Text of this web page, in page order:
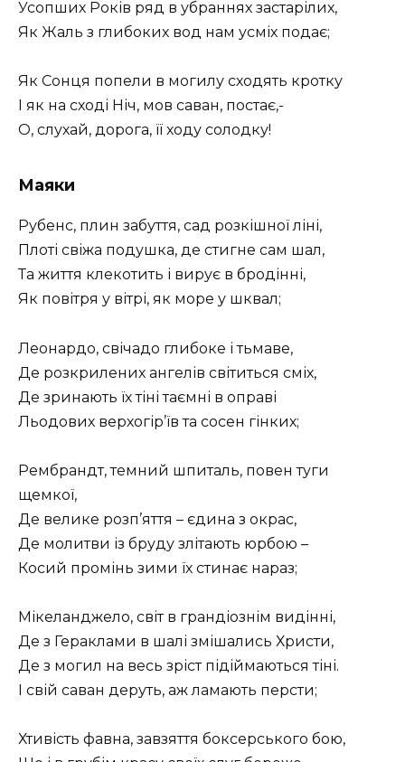
Усопших Років ряд в убраннях застарілих,
Як Жаль з глибоких вод нам усміх подає;
Як Сонця попели в могилу сходять кротку
I як на сході Ніч, мов саван, постає,-
О, слухай, дорога, її ходу солодку!
Маяки
Рубенс, плин забуття, сад розкішної ліні,
Плоті свіжа подушка, де стигне сам шал,
Та життя клекотить і вирує в бродінні,
Як повітря у вітрі, як море у шквал;
Леонардо, свічадо глибоке і тьмаве,
Де розкрилених ангелів світиться сміх,
Де зринають їх тіні таємні в оправі
Льодових верхогір’їв та сосен гінких;
Рембрандт, темний шпиталь, повен туги
щемкої,
Де велике розп’яття – єдина з окрас,
Де молитви із бруду злітають юрбою –
Косий промінь зими їх стинає нараз;
Мікеланджело, світ в грандіознім видінні,
Де з Гераклами в шалі змішались Христи,
Де з могил на весь зріст підіймаються тіні.
I свій саван деруть, аж ламають персти;
Хтивість фавна, завзяття боксерського бою,